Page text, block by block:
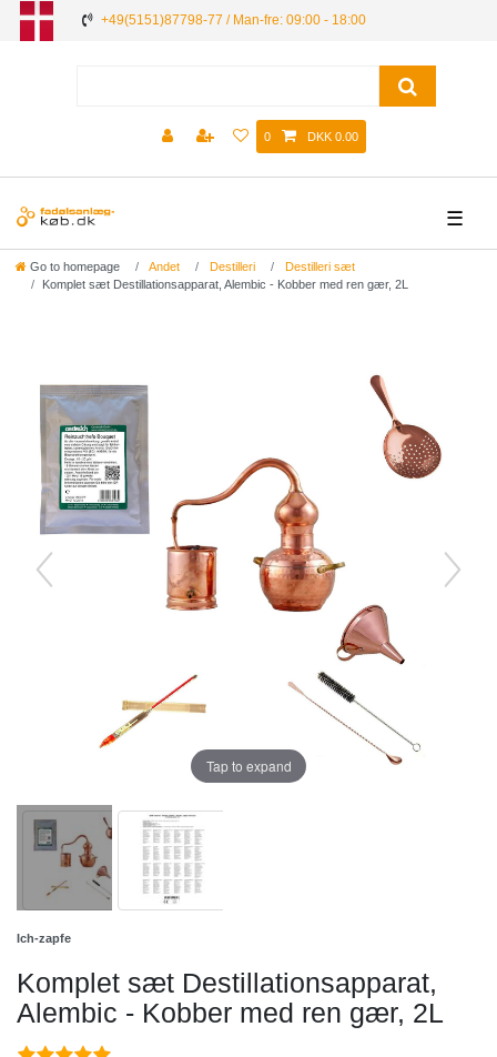
+49(5151)87798-77 / Man-fre: 09:00 - 18:00
0 DKK 0.00
☰
Go to homepage Andet Destilleri
Destilleri sæt
Komplet sæt Destillationsapparat, Alembic - Kobber med ren gær, 2L
Tap to expand
Ich-zapfe
Komplet sæt Destillationsapparat,
Alembic - Kobber med ren gær, 2L